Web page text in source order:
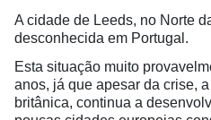
A cidade de Leeds, no Norte
desconhecida em Portugal.
Esta situação muito
anos, já que apesar da crise,
britânica, continua a